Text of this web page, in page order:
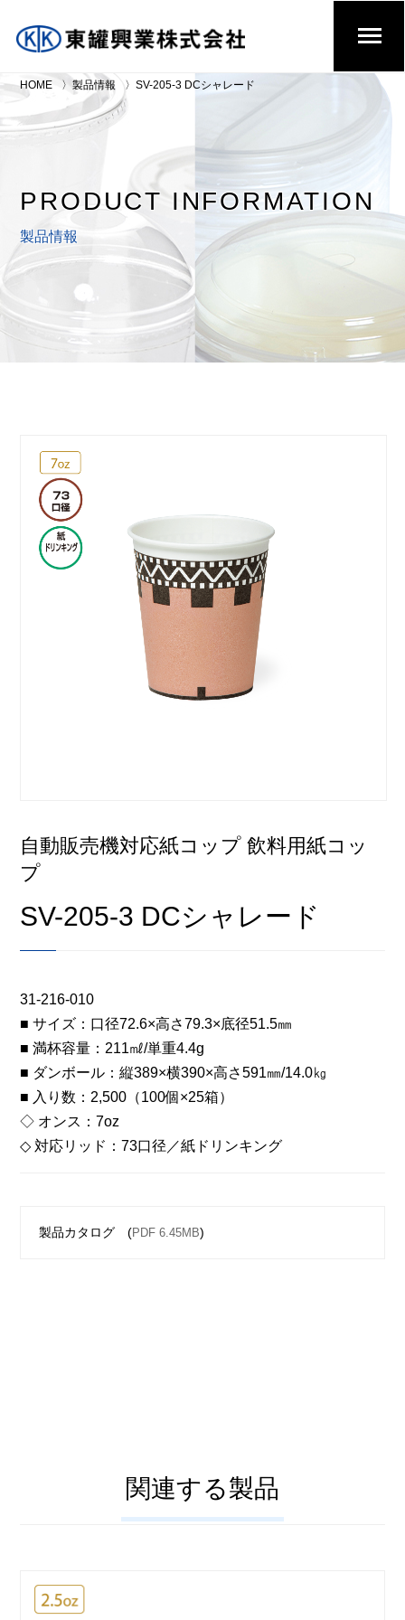
HOME 製品情報 SV-205-3 DCシャレード
PRODUCT INFORMATION
製品情報
自動販売機対応紙コップ 飲料用紙コッ
プ
SV-205-3 DCシャレード
31-216-010
■ サイズ：口径72.6×高さ79.3×底径51.5㎜
■ 満杯容量：211㎖/単重4.4g
■ ダンボール：縦389×横390×高さ591㎜/14.0㎏
■ 入り数：2,500（100個×25箱）
◇ オンス：7oz
◇ 対応リッド：73口径／紙ドリンキング
製品カタログ (PDF 6.45MB)
関連する製品